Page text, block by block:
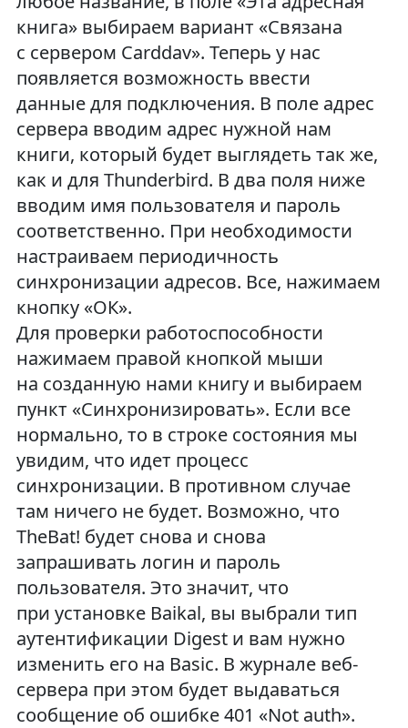
книга» выбираем вариант «Связана
с сервером Carddav». Теперь у нас
появляется возможность ввести
данные для подключения. В поле адрес
сервера вводим адрес нужной нам
книги, который будет выглядеть так же,
как и для Thunderbird. В два поля ниже
вводим имя пользователя и пароль
соответственно. При необходимости
настраиваем периодичность
синхронизации адресов. Все, нажимаем
кнопку «ОК».
Для проверки работоспособности
нажимаем правой кнопкой мыши
на созданную нами книгу и выбираем
пункт «Синхронизировать». Если все
нормально, то в строке состояния мы
увидим, что идет процесс
синхронизации. В противном случае
там ничего не будет. Возможно, что
TheBat! будет снова и снова
запрашивать логин и пароль
пользователя. Это значит, что
при установке Baikal, вы выбрали тип
аутентификации Digest и вам нужно
изменить его на Basic. В журнале веб-
сервера при этом будет выдаваться
сообщение об ошибке 401 «Not auth».